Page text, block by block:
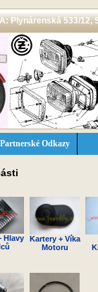
Plynárenská 533/12,
Partnerské Odkazy
Hlavy
Kartery + Víka
Motoru